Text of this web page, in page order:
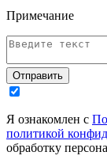
Примечание
Отправить
Я ознакомлен с
политикой
обработку